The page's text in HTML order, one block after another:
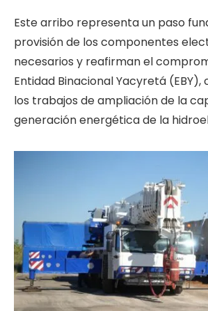
Este arribo representa un paso
provisión de los componentes
necesarios y reafirman el
Entidad Binacional Yacyretá
los trabajos de ampliación de la
generación energética de la